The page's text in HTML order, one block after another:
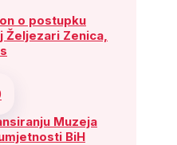
o postupku
Zenica,
Muzeja
BiH